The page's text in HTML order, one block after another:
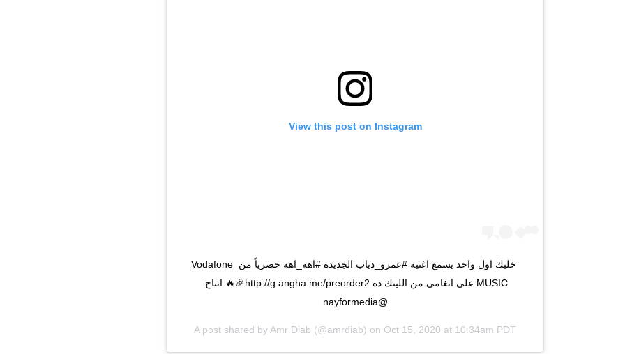
View this post on Instagram
خليك اول واحد يسمع اغنية #عمرو_دياب الجديدة #اهه_اهه حصرياً من Vodafone
MUSIC على انغامي من اللينك ده http://g.angha.me/preorder2🎉🔥 انتاج
@nayformedia
A post shared by Amr Diab (@amrdiab) on Oct 15, 2020 at 10:34am PDT